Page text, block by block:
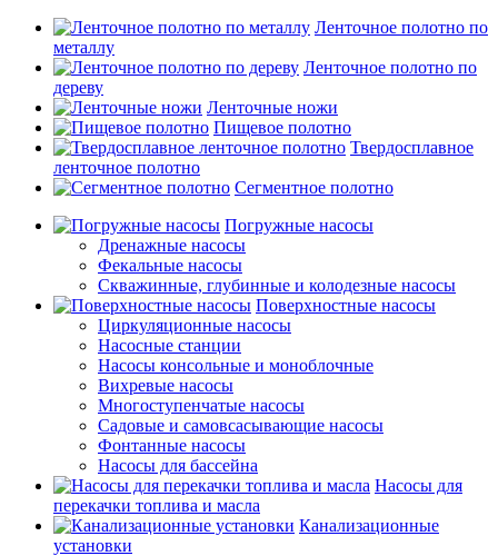
Ленточное полотно по
металлу
Ленточное полотно по
дереву
Ленточные ножи
Пищевое полотно
Твердосплавное
ленточное полотно
Сегментное полотно
Погружные насосы
Дренажные насосы
Фекальные насосы
Скважинные, глубинные и колодезные насосы
Поверхностные насосы
Циркуляционные насосы
Насосные станции
Насосы консольные и моноблочные
Вихревые насосы
Многоступенчатые насосы
Садовые и самовсасывающие насосы
Фонтанные насосы
Насосы для бассейна
Насосы для
перекачки топлива и масла
Канализационные
установки